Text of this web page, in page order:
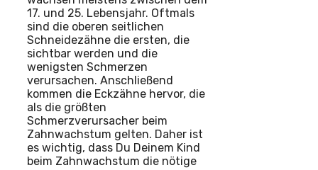
17. und 25. Lebensjahr. Oftmals
sind die oberen seitlichen
Schneidezähne die ersten, die
sichtbar werden und die
wenigsten Schmerzen
verursachen. Anschließend
kommen die Eckzähne hervor, die
als die größten
Schmerzverursacher beim
Zahnwachstum gelten. Daher ist
es wichtig, dass Du Deinem Kind
beim Zahnwachstum die nötige